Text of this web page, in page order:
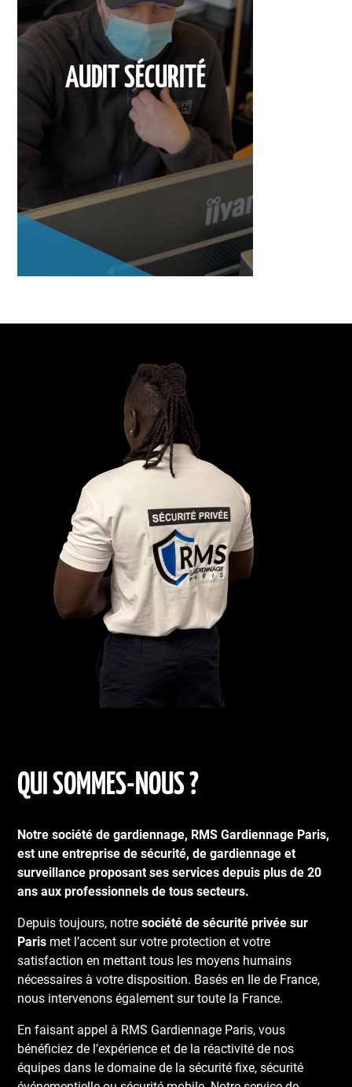
AUDIT SÉCURITÉ
QUI SOMMES-NOUS ?
Notre société de gardiennage, RMS Gardiennage Paris,
est une entreprise de sécurité, de gardiennage et
surveillance proposant ses services depuis plus de 20
ans aux professionnels de tous secteurs.
Depuis toujours, notresociété de sécurité privée sur
Paris met l’accent sur votre protection et votre
satisfaction en mettant tous les moyens humains
nécessaires à votre disposition. Basés en Ile de France,
nous intervenons également sur toute la France.
En faisant appel à RMS Gardiennage Paris, vous
bénéficiez de l’expérience et de la réactivité de nos
équipes dans le domaine de la sécurité fixe, sécurité